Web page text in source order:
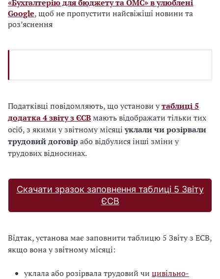
«Бухгалтерію для бюджету та ОМС» в улюблені
Google, щоб не пропустити найсвіжіші новини та
роз’яснення
Податківці повідомляють, що установи утаблиці 5
додатка 4 звіту з ЄСВмають відображати тільки тих
осіб, з якими у звітному місяціуклали чи розірвали
трудовий договірабо відбулися інші зміни у
трудових відносинах.
Скачати зразок заповнення таблиці 5 Звіту
ЄСВ
Відтак, установа має заповнити таблицю 5 Звіту з ЕСВ,
якщо вона у звітному місяці:
уклала або розірвала трудовий чи цивільно-